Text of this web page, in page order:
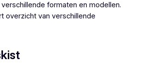
formaten en modellen.
overzicht van verschillende